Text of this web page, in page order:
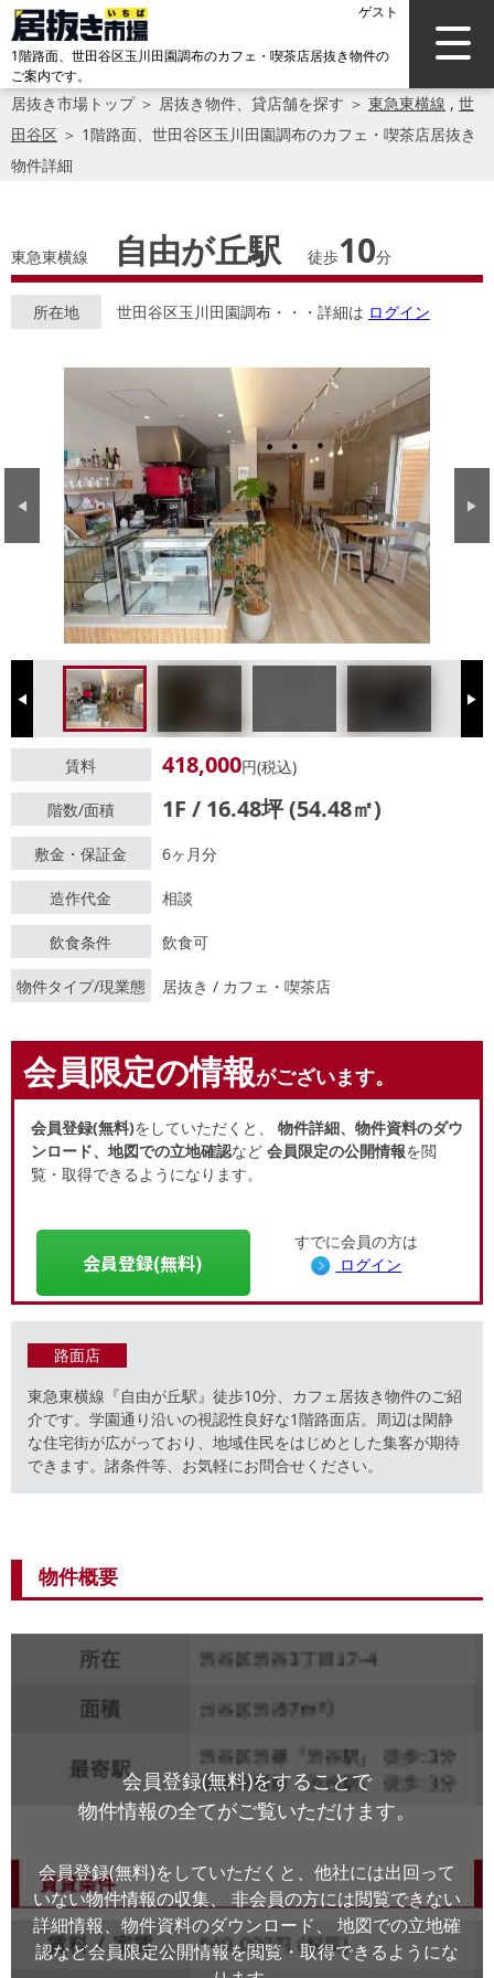
ゲスト
1階路面、世田谷区玉川田園調布のカフェ・喫茶店居抜き物件の
ご案内です。
居抜き市場トップ＞ 居抜き物件、貸店舗を探す ＞ 東急東横線 , 世
田谷区 ＞ 1階路面、世田谷区玉川田園調布のカフェ・喫茶店居抜き
物件詳細
東急東横線 自由が丘駅 徒歩10分
所在地 世田谷区玉川田園調布・・・詳細は ログイン
Previous Next
Previous Next
賃料 418,000円(税込)
階数/面積 1F / 16.48坪 (54.48㎡)
敷金・保証金 6ヶ月分
造作代金 相談
飲食条件 飲食可
物件タイプ/現業態 居抜き / カフェ・喫茶店
会員限定の情報がございます。
会員登録(無料)をしていただくと、 物件詳細、物件資料のダウ
ンロード、地図での立地確認など 会員限定の公開情報を閲
覧・取得できるようになります。
会員登録(無料)
すでに会員の方は
ログイン
路面店
東急東横線『自由が丘駅』徒歩10分、カフェ居抜き物件のご紹
介です。学園通り沿いの視認性良好な1階路面店。周辺は閑静
な住宅街が広がっており、地域住民をはじめとした集客が期待
できます。諸条件等、お気軽にお問合せください。
物件概要
会員登録(無料)をすることで
物件情報の全てがご覧いただけます。
会員登録(無料)をしていただくと、他社には出回って
いない物件情報の収集、
非会員の方には閲覧できない
詳細情報、物件資料のダウンロード、
地図での立地確
認など会員限定公開情報を閲覧・取得できるようにな